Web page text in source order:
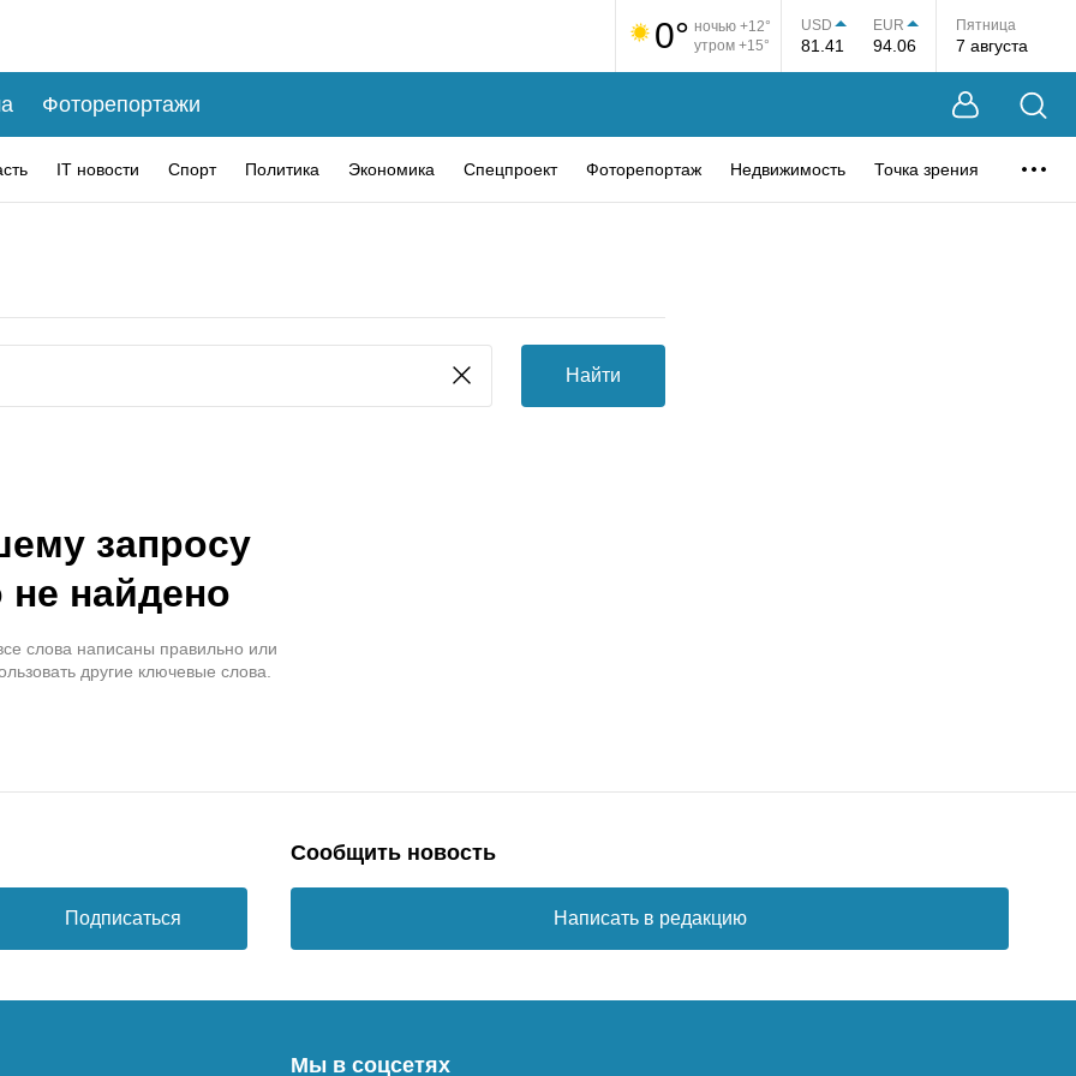
0° ночью +12°
утром +15°
USD
81.41
EUR
94.06
Пятница
7 августа
Фоторепортажи
IT новости Спорт Политика Экономика Спецпроект Фоторепортаж Недвижимость Точка зрения
Найти
запросу
не найдено
слова написаны правильно или
другие ключевые слова.
Подписаться
Сообщить новость
Написать в редакцию
Мы в соцсетях